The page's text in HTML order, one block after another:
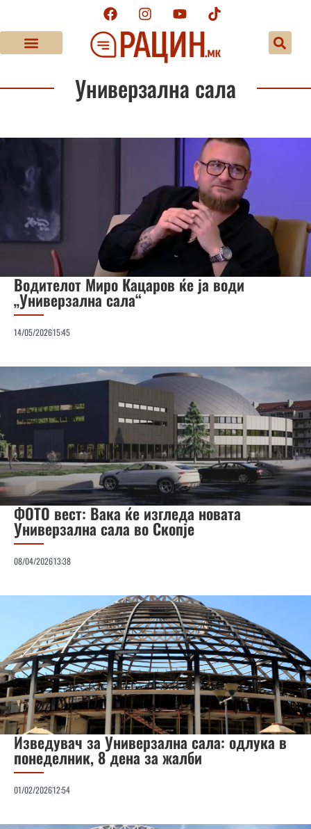
Универзална сала
Водителот Миро Кацаров ќе ја води
„Универзална сала“
14/05/202615:45
ФОТО вест: Вака ќе изгледа новата
Универзална сала во Скопје
08/04/202613:38
Изведувач за Универзална сала: одлука в
понеделник, 8 дена за жалби
01/02/202612:54